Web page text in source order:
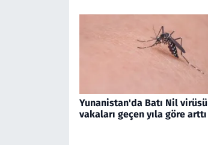
Yunanistan'da Batı Nil virüsü
vakaları geçen yıla göre arttı